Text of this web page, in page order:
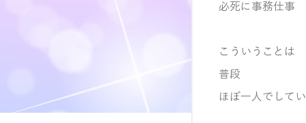
必死に事務仕事
こういうことは
普段
ほぼ一人でして